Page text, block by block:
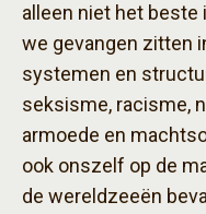
alleen niet het beste
we gevangen zitten
systemen en
seksisme, racisme,
armoede en
ook onszelf op de
de wereldzeeën